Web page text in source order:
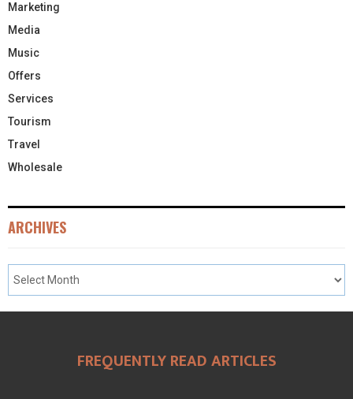
Marketing
Media
Music
Offers
Services
Tourism
Travel
Wholesale
ARCHIVES
FREQUENTLY READ ARTICLES